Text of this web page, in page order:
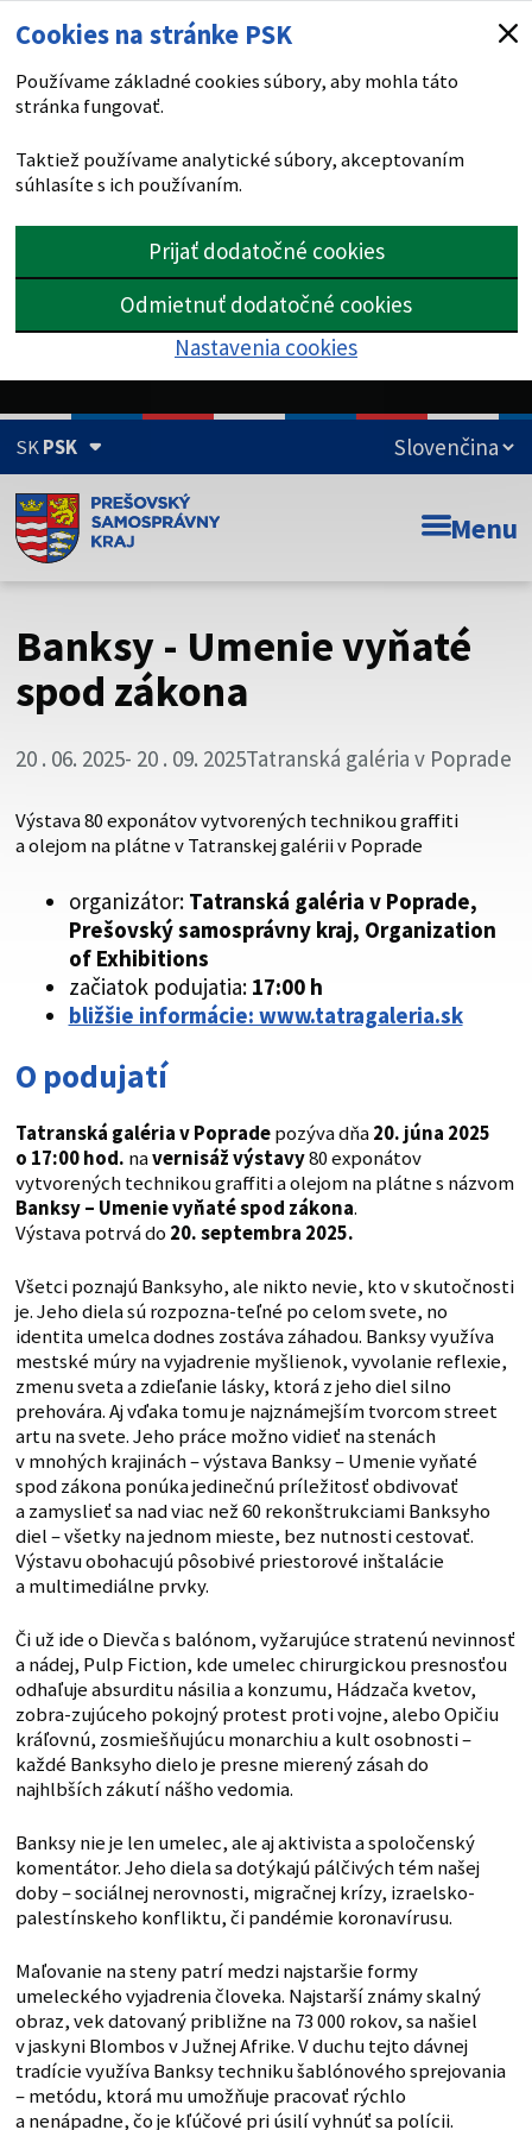
Cookies na stránke PSK
Používame základné cookies súbory, aby mohla táto
stránka fungovať.
Taktiež používame analytické súbory, akceptovaním
súhlasíte s ich používaním.
Prijať dodatočné cookies
Odmietnuť dodatočné cookies
Nastavenia cookies
SKPSK
Doména psk.sk je oficiálna
Toto je oficiálna webová stránka Prešovského
Táto stránka je zabezpečená
cez zabezpečenú webovú stránku. Zabezpečená stránka
vždy začína https:// pred názvom domény webového sídla.
Menu
Banksy - Umenie vyňaté
spod zákona
20 . 06. 2025- 20 . 09. 2025Tatranská galéria v Poprade
Výstava 80 exponátov vytvorených technikou graffiti
a olejom na plátne v Tatranskej galérii v Poprade
organizátor: Tatranská galéria v Poprade,
Prešovský samosprávny kraj, Organization
of Exhibitions
začiatok podujatia: 17:00 h
bližšie informácie: www.tatragaleria.sk
O podujatí
Tatranská galéria v Popradepozýva dňa20. júna 2025
o 17:00 hod. navernisáž výstavy80 exponátov
vytvorených technikou graffiti a olejom na plátne s názvom
Banksy – Umenie vyňaté spod zákona.
Výstava potrvá do 20. septembra 2025.
Všetci poznajú Banksyho, ale nikto nevie, kto v skutočnosti
je. Jeho diela sú rozpozna-teľné po celom svete, no
identita umelca dodnes zostáva záhadou. Banksy využíva
mestské múry na vyjadrenie myšlienok, vyvolanie reflexie,
zmenu sveta a zdieľanie lásky, ktorá z jeho diel silno
prehovára. Aj vďaka tomu je najznámejším tvorcom street
artu na svete. Jeho práce možno vidieť na stenách
v mnohých krajinách – výstava Banksy – Umenie vyňaté
spod zákona ponúka jedinečnú príležitosť obdivovať
a zamyslieť sa nad viac než 60 rekonštrukciami Banksyho
diel – všetky na jednom mieste, bez nutnosti cestovať.
Výstavu obohacujú pôsobivé priestorové inštalácie
a multimediálne prvky.
Či už ide o Dievča s balónom, vyžarujúce stratenú nevinnosť
a nádej, Pulp Fiction, kde umelec chirurgickou presnosťou
odhaľuje absurditu násilia a konzumu, Hádzača kvetov,
zobra-zujúceho pokojný protest proti vojne, alebo Opičiu
kráľovnú, zosmiešňujúcu monarchiu a kult osobnosti –
každé Banksyho dielo je presne mierený zásah do
najhlbších zákutí nášho vedomia.
Banksy nie je len umelec, ale aj aktivista a spoločenský
komentátor. Jeho diela sa dotýkajú pálčivých tém našej
doby – sociálnej nerovnosti, migračnej krízy, izraelsko-
palestínskeho konfliktu, či pandémie koronavírusu.
Maľovanie na steny patrí medzi najstaršie formy
umeleckého vyjadrenia človeka. Najstarší známy skalný
obraz, vek datovaný približne na 73 000 rokov, sa našiel
v jaskyni Blombos v Južnej Afrike. V duchu tejto dávnej
tradície využíva Banksy techniku šablónového sprejovania
– metódu, ktorá mu umožňuje pracovať rýchlo
a nenápadne, čo je kľúčové pri úsilí vyhnúť sa polícii.